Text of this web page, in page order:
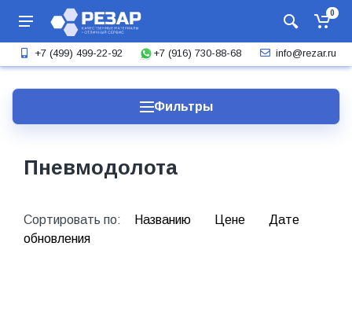
0
+7 (499) 499-22-92 +7 (916) 730-88-68 info@rezar.ru
Фильтры
Пневмодолота
Сортировать по: Названию Цене
Дате
обновления